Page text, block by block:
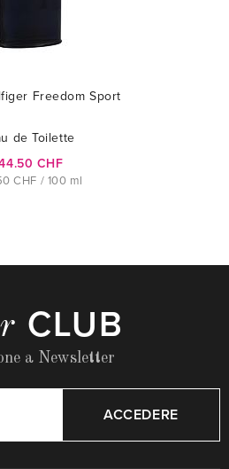
Freedom Sport
de Toilette
CHF
CHF / 100 ml
CLUB
a Newsletter
ACCEDERE